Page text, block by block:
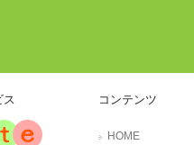
ス コンテンツ
HOME